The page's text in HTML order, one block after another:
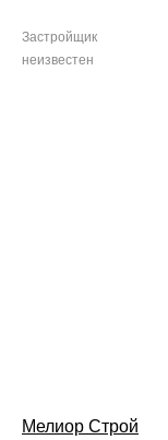
Застройщик
неизвестен
Мелиор Строй